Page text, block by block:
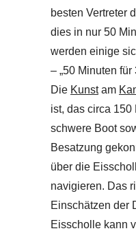
besten Vertreter
dies in nur 50
werden einige
– „50 Minuten für
Die Kunstam
ist, das circa 150
schwere Boot
Besatzung
über die
navigieren. Das
Einschätzen der
Eisscholle kann